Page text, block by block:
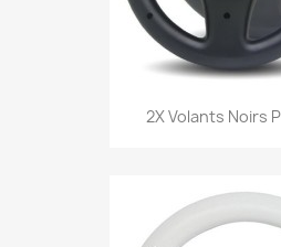
2X Volants Noirs